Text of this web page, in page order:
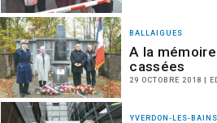
BALLAIGUES
A la
cassées
29 OCTOBRE 2018 |
YVERDON-LES-BAINS